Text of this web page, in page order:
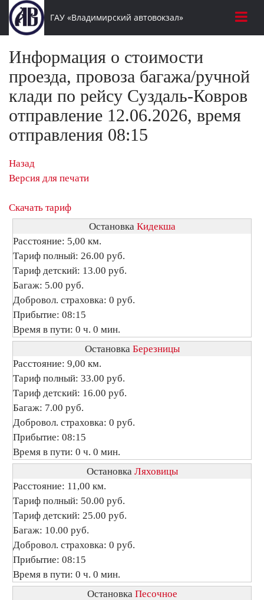
ГАУ «Владимирский автовокзал»
Информация о стоимости
проезда, провоза багажа/ручной
клади по рейсу Суздаль-Ковров
отправление 12.06.2026, время
отправления 08:15
Назад
Версия для печати
Скачать тариф
Остановка Кидекша
Расстояние: 5,00 км.
Тариф полный: 26.00 руб.
Тариф детский: 13.00 руб.
Багаж: 5.00 руб.
Добровол. страховка: 0 руб.
Прибытие: 08:15
Время в пути: 0 ч. 0 мин.
Остановка Березницы
Расстояние: 9,00 км.
Тариф полный: 33.00 руб.
Тариф детский: 16.00 руб.
Багаж: 7.00 руб.
Добровол. страховка: 0 руб.
Прибытие: 08:15
Время в пути: 0 ч. 0 мин.
Остановка Ляховицы
Расстояние: 11,00 км.
Тариф полный: 50.00 руб.
Тариф детский: 25.00 руб.
Багаж: 10.00 руб.
Добровол. страховка: 0 руб.
Прибытие: 08:15
Время в пути: 0 ч. 0 мин.
Остановка Песочное